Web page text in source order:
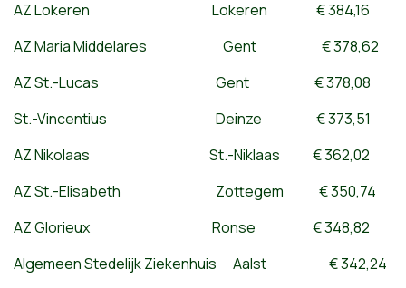
AZ Lokeren Lokeren € 384,16
AZ Maria Middelares Gent € 378,62
AZ St.-Lucas Gent € 378,08
St.-Vincentius Deinze € 373,51
AZ Nikolaas St.-Niklaas € 362,02
AZ St.-Elisabeth Zottegem € 350,74
AZ Glorieux Ronse € 348,82
Algemeen Stedelijk Ziekenhuis Aalst € 342,24